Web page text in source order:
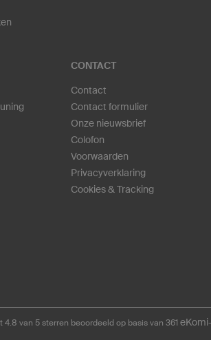
CONTACT
Contact
Contact formulier
Onze nieuwsbrief
Colofon
Voorwaarden
Privacyverklaring
Cookies & Tracking
van 5 sterren beoordeeld op basis van 361 eKomi